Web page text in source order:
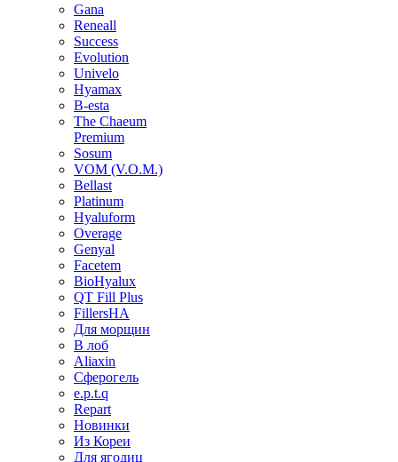
Gana
Reneall
Success
Evolution
Univelo
Hyamax
B-esta
The Chaeum
Premium
Sosum
VOM (V.O.M.)
Bellast
Platinum
Hyaluform
Overage
Genyal
Facetem
BioHyalux
QT Fill Plus
FillersHA
Для морщин
В лоб
Aliaxin
Сферогель
e.p.t.q
Repart
Новинки
Из Кореи
Для ягодиц